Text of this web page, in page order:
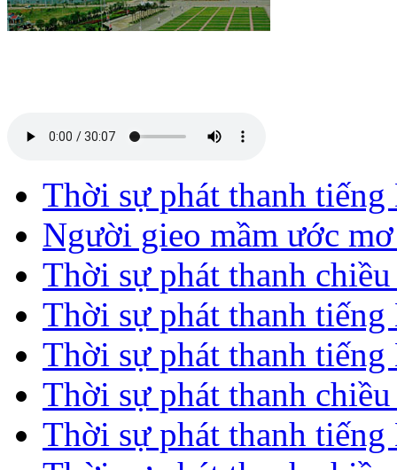
Thời sự phát thanh
Người gieo mầm ước
Thời sự phát thanh
Thời sự phát thanh
Thời sự phát thanh
Thời sự phát thanh
Thời sự phát thanh